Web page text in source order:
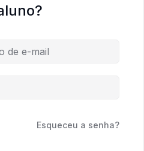
Esqueceu a senha?